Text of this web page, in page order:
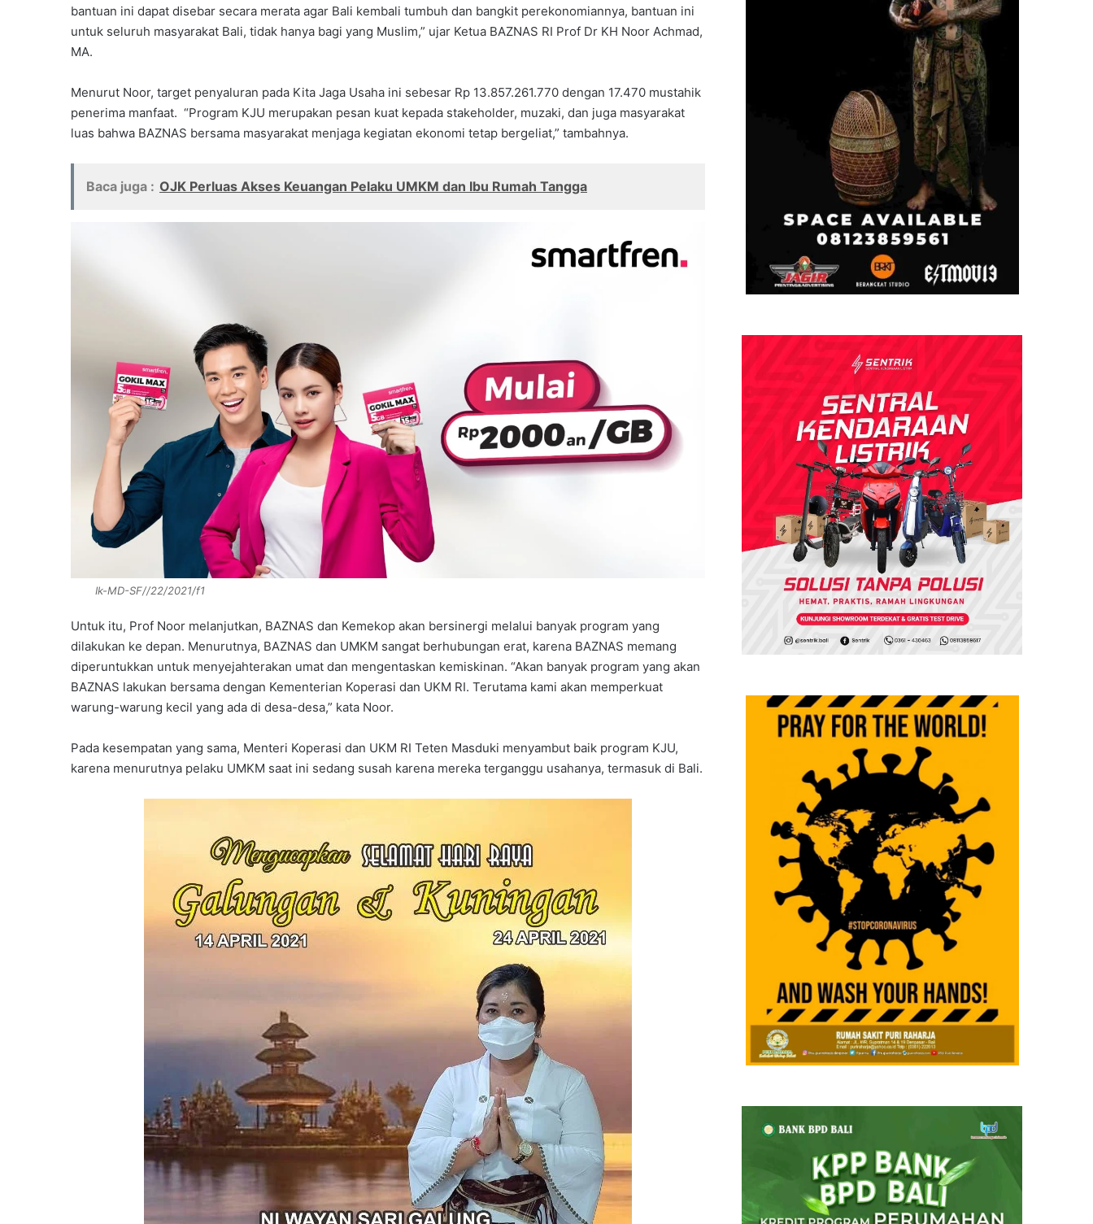
bantuan ini dapat disebar secara merata agar Bali kembali tumbuh dan bangkit perekonomiannya, bantuan ini
untuk seluruh masyarakat Bali, tidak hanya bagi yang Muslim,” ujar Ketua BAZNAS RI Prof Dr KH Noor Achmad,
MA.
Menurut Noor, target penyaluran pada Kita Jaga Usaha ini sebesar Rp 13.857.261.770 dengan 17.470 mustahik
penerima manfaat. “Program KJU merupakan pesan kuat kepada stakeholder, muzaki, dan juga masyarakat
luas bahwa BAZNAS bersama masyarakat menjaga kegiatan ekonomi tetap bergeliat,” tambahnya.
Baca juga : OJK Perluas Akses Keuangan Pelaku UMKM dan Ibu Rumah Tangga
Ik-MD-SF//22/2021/f1
Untuk itu, Prof Noor melanjutkan, BAZNAS dan Kemekop akan bersinergi melalui banyak program yang
dilakukan ke depan. Menurutnya, BAZNAS dan UMKM sangat berhubungan erat, karena BAZNAS memang
diperuntukkan untuk menyejahterakan umat dan mengentaskan kemiskinan. “Akan banyak program yang akan
BAZNAS lakukan bersama dengan Kementerian Koperasi dan UKM RI. Terutama kami akan memperkuat
warung-warung kecil yang ada di desa-desa,” kata Noor.
Pada kesempatan yang sama, Menteri Koperasi dan UKM RI Teten Masduki menyambut baik program KJU,
karena menurutnya pelaku UMKM saat ini sedang susah karena mereka terganggu usahanya, termasuk di Bali.